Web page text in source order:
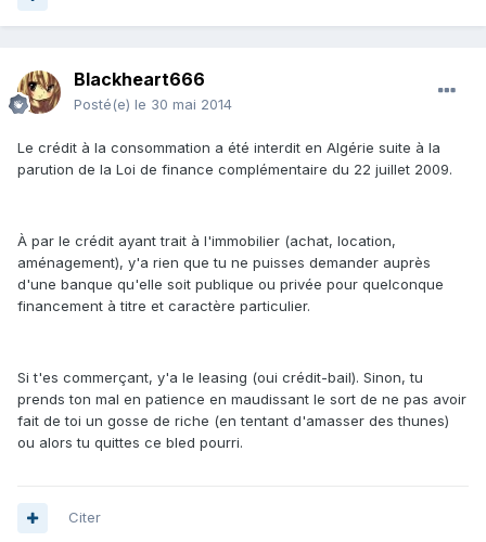
Blackheart666
Posté(e) le 30 mai 2014
Le crédit à la consommation a été interdit en Algérie suite à la
parution de la Loi de finance complémentaire du 22 juillet 2009.
À par le crédit ayant trait à l'immobilier (achat, location,
aménagement), y'a rien que tu ne puisses demander auprès
d'une banque qu'elle soit publique ou privée pour quelconque
financement à titre et caractère particulier.
Si t'es commerçant, y'a le leasing (oui crédit-bail). Sinon, tu
prends ton mal en patience en maudissant le sort de ne pas avoir
fait de toi un gosse de riche (en tentant d'amasser des thunes)
ou alors tu quittes ce bled pourri.
Citer